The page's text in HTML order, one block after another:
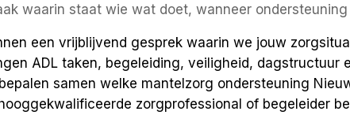
waarin staat wie wat doet, wanneer
een vrijblijvend gesprek waarin we jouw
ADL taken, begeleiding, veiligheid, dagstructuur
samen welke mantelzorg ondersteuning
zorgprofessional of begeleider